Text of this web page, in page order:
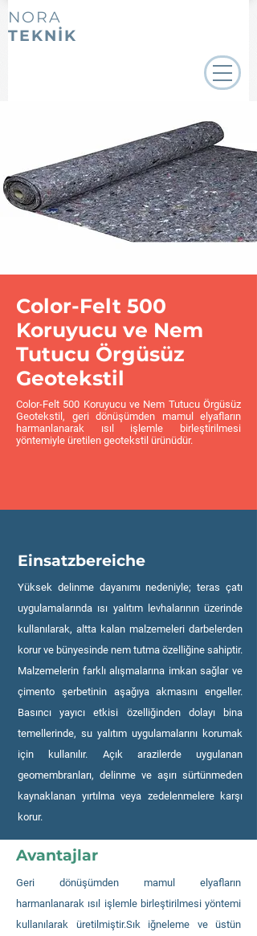
NORA
TEKNİK
Color-Felt 500
Koruyucu ve Nem
Tutucu Örgüsüz
Geotekstil
Color-Felt 500 Koruyucu ve Nem Tutucu Örgüsüz
Geotekstil, geri dönüşümden mamul elyafların
harmanlanarak ısıl işlemle birleştirilmesi
yöntemiyle üretilen geotekstil ürünüdür.
Einsatzbereiche
Yüksek delinme dayanımı nedeniyle; teras çatı
uygulamalarında ısı yalıtım levhalarının üzerinde
kullanılarak, altta kalan malzemeleri darbelerden
korur ve bünyesinde nem tutma özelliğine sahiptir.
Malzemelerin farklı alışmalarına imkan sağlar ve
çimento şerbetinin aşağıya akmasını engeller.
Basıncı yayıcı etkisi özelliğinden dolayı bina
temellerinde, su yalıtım uygulamalarını korumak
için kullanılır. Açık arazilerde uygulanan
geomembranları, delinme ve aşırı sürtünmeden
kaynaklanan yırtılma veya zedelenmelere karşı
korur.
Avantajlar
Geri dönüşümden mamul elyafların
harmanlanarak ısıl işlemle birleştirilmesi yöntemi
kullanılarak üretilmiştir.Sık iğneleme ve üstün